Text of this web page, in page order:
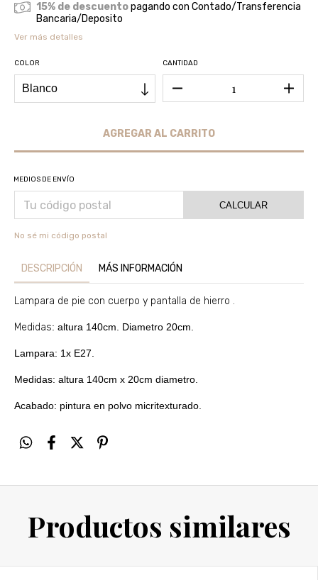
15% de descuentopagando con Contado/Transferencia
Bancaria/Deposito
Ver más detalles
COLOR CANTIDAD
MEDIOS DE ENVÍO
CALCULAR
No sé mi código postal
DESCRIPCIÓN MÁS INFORMACIÓN
Lampara de pie con cuerpo y pantalla de hierro .
Medidas: altura 140cm. Diametro 20cm.
Lampara: 1x E27.
Medidas: altura 140cm x 20cm diametro.
Acabado: pintura en polvo micritexturado.
Productos similares